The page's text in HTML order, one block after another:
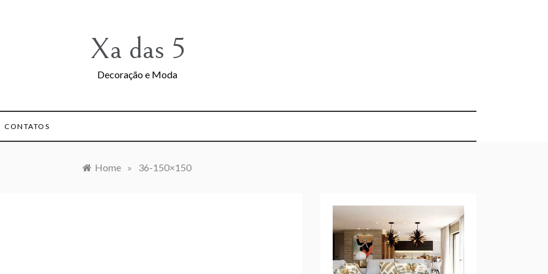
Xa das 5
Decoração e Moda
CONTATOS
Home » 36-150×150